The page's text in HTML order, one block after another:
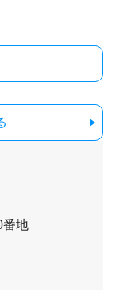
番地